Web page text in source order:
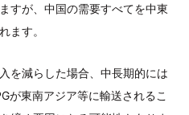
すが、中国の需要すべてを中東
ます。
を減らした場合、中長期的には
が東南アジア等に輸送されるこ